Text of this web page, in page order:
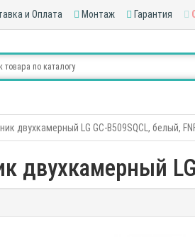
и Оплата Монтаж Гарантия
двухкамерный LG GC-B509SQCL, белый,
двухкамерный